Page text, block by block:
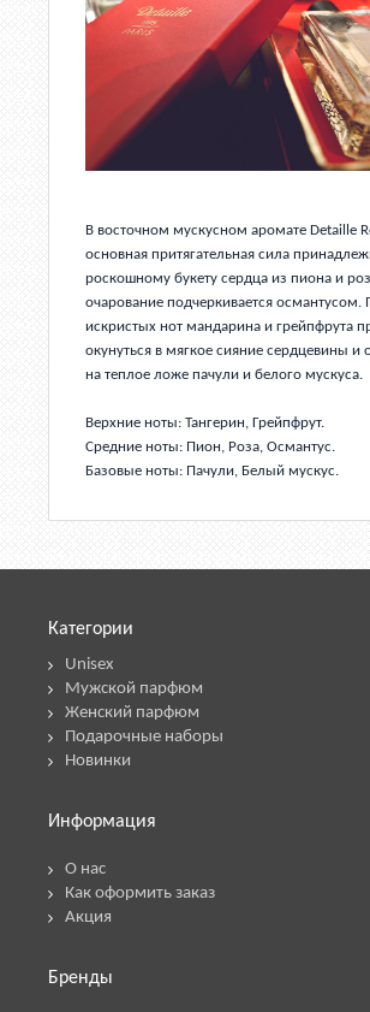
В восточном мускусном аромате Detaille
основная притягательная сила
роскошному букету сердца из пиона и
очарование подчеркивается османтусом.
искристых нот мандарина и грейпфрута
окунуться в мягкое сияние сердцевины и
на теплое ложе пачули и белого мускуса.
Верхние ноты: Тангерин, Грейпфрут.
Средние ноты: Пион, Роза, Османтус.
Базовые ноты: Пачули, Белый мускус.
Категории
Unisex
Мужской парфюм
Женский парфюм
Подарочные наборы
Новинки
Информация
О нас
Как оформить заказ
Акция
Бренды